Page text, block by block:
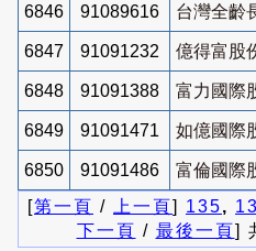
6846 91089616 台灣全齡
6847 91091232 億得富股
6848 91091388 富力國際
6849 91091471 如億國際
6850 91091486
富倫國際
[第一頁 / 上一頁] 135,
下一頁 / 最後一頁]